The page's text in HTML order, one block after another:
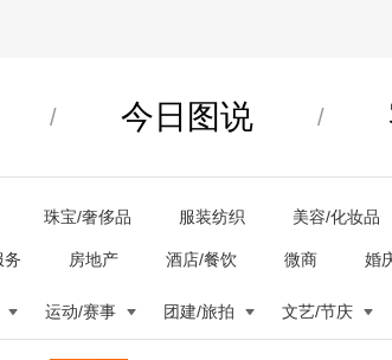
/ 今日图说 /
珠宝/奢侈品 服装纺织 美容/化妆品
务 房地产 酒店/餐饮 微商 婚
运动/赛事 团建/旅拍 文艺/节庆